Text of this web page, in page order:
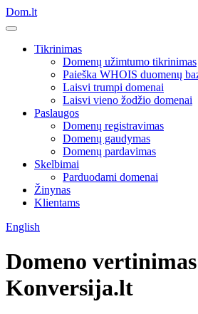
Dom.lt
Tikrinimas
Domenų užimtumo tikrinimas
Paieška WHOIS duomenų
Laisvi trumpi domenai
Laisvi vieno žodžio domenai
Paslaugos
Domenų registravimas
Domenų gaudymas
Domenų pardavimas
Skelbimai
Parduodami domenai
Žinynas
Klientams
English
Domeno
Konversija.lt